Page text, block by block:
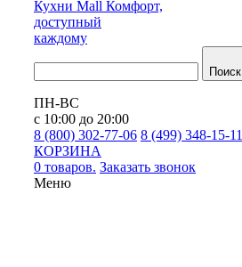
Кухни Mall Комфорт,
доступный
каждому
Поиск
ПН-ВС
с 10:00 до 20:00
8 (800) 302-77-06 8 (499) 348-15-11
КОРЗИНА
0 товаров. Заказать звонок
Меню